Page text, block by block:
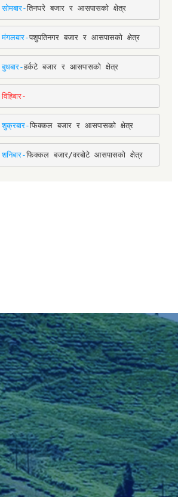
: 9851066274]
सोमबार-तिनघरे बजार र आसपासको क्षेत्र
मंगलबार-पशुपतिनगर बजार र आसपासको क्षेत्र
बुधबार-हर्कटे बजार र आसपासको क्षेत्र
विहिबार-
शुक्रबार-फिक्कल बजार र आसपासको क्षेत्र
शनिबार-फिक्कल बजार/वरबोटे आसपासको क्षेत्र